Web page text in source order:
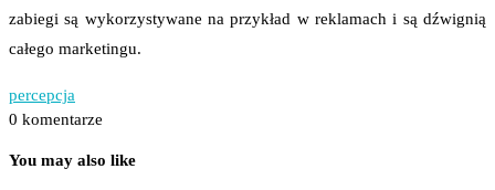
zabiegi są wykorzystywane na przykład w reklamach i są dźwignią
całego marketingu.
percepcja
0 komentarze
You may also like